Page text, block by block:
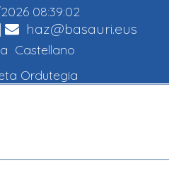
08:39:03
| haz@basauri.eus
Castellano
Ordutegia